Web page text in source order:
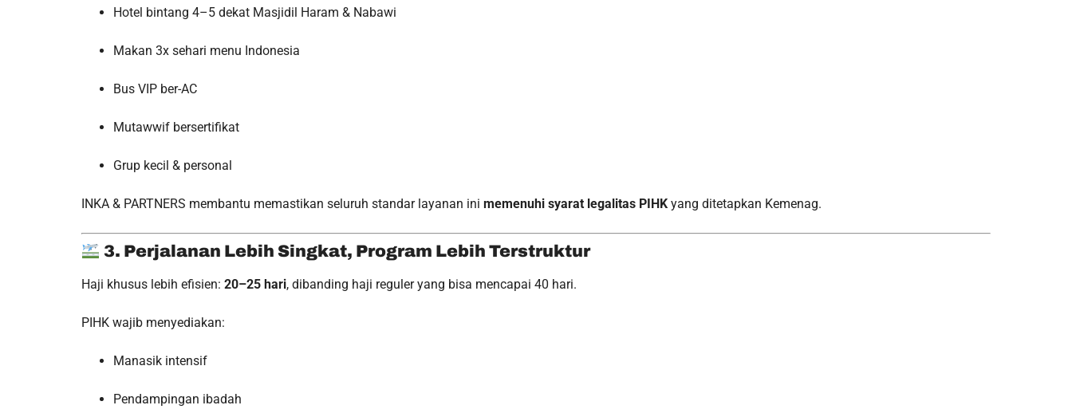
Hotel bintang 4–5 dekat Masjidil Haram & Nabawi
Makan 3x sehari menu Indonesia
Bus VIP ber-AC
Mutawwif bersertifikat
Grup kecil & personal
INKA & PARTNERS membantu memastikan seluruh standar layanan ini memenuhi syarat legalitas PIHK yang ditetapkan Kemenag.
3. Perjalanan Lebih Singkat, Program Lebih Terstruktur
Haji khusus lebih efisien: 20–25 hari, dibanding haji reguler yang bisa mencapai 40 hari.
PIHK wajib menyediakan:
Manasik intensif
Pendampingan ibadah